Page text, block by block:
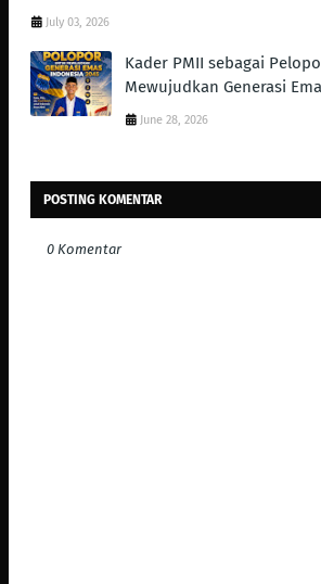
July 03, 2026
Kader PMII sebagai
Mewujudkan Generasi
June 28, 2026
POSTING KOMENTAR
0 Komentar